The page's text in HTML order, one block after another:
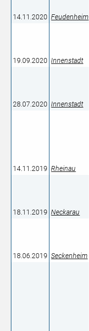
14.11.2020 Feudenheim
19.09.2020 Innenstadt
28.07.2020 Innenstadt
14.11.2019 Rheinau
18.11.2019 Neckarau
18.06.2019 Seckenheim